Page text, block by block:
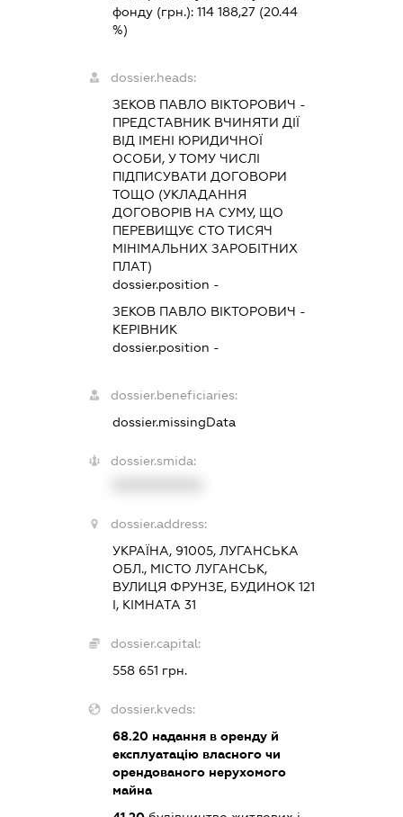
фонду (грн.): 114 188,27(20.44
%)
dossier.heads:
ЗЕКОВ ПАВЛО ВІКТОРОВИЧ -
ПРЕДСТАВНИК ВЧИНЯТИ ДІЇ
ВІД ІМЕНІ ЮРИДИЧНОЇ
ОСОБИ, У ТОМУ ЧИСЛІ
ПІДПИСУВАТИ ДОГОВОРИ
ТОЩО (УКЛАДАННЯ
ДОГОВОРІВ НА СУМУ, ЩО
ПЕРЕВИЩУЄ СТО ТИСЯЧ
МІНІМАЛЬНИХ ЗАРОБІТНИХ
ПЛАТ)
dossier.position -
ЗЕКОВ ПАВЛО ВІКТОРОВИЧ -
КЕРІВНИК
dossier.position -
dossier.beneficiaries:
dossier.missingData
dossier.smida:
dossier.address:
УКРАЇНА, 91005, ЛУГАНСЬКА
ОБЛ., МІСТО ЛУГАНСЬК,
ВУЛИЦЯ ФРУНЗЕ, БУДИНОК 121
І, КІМНАТА 31
dossier.capital:
558 651 грн.
dossier.kveds:
68.20надання в оренду й
експлуатацію власного чи
орендованого нерухомого
майна